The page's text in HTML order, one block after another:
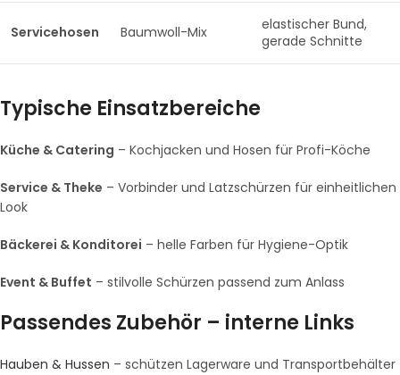
Servicehosen Baumwoll-Mix
elastischer Bund,
gerade Schnitte
Typische Einsatzbereiche
Küche & Catering – Kochjacken und Hosen für Profi-Köche
Service & Theke – Vorbinder und Latzschürzen für einheitlichen
Look
Bäckerei & Konditorei – helle Farben für Hygiene-Optik
Event & Buffet – stilvolle Schürzen passend zum Anlass
Passendes Zubehör – interne Links
Hauben & Hussen – schützen Lagerware und Transportbehälter